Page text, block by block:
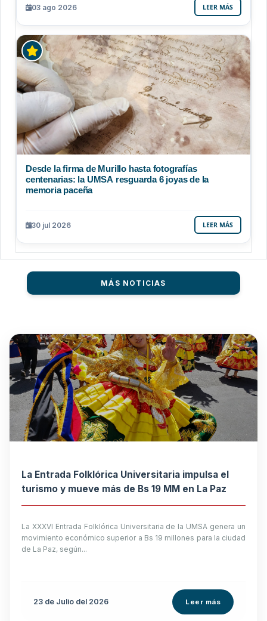
03 ago 2026 LEER MÁS
Desde la firma de Murillo hasta fotografías
centenarias: la UMSA resguarda 6 joyas de la
memoria paceña
30 jul 2026 LEER MÁS
MÁS NOTICIAS
La Entrada Folklórica Universitaria impulsa el
turismo y mueve más de Bs 19 MM en La Paz
La XXXVI Entrada Folklórica Universitaria de la UMSA genera un
movimiento económico superior a Bs 19 millones para la ciudad
de La Paz, según...
23 de Julio del 2026 Leer más